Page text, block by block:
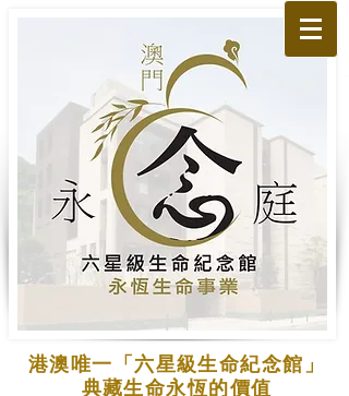
港澳唯一「六星級生命紀念館」
典藏生命永恆的價值